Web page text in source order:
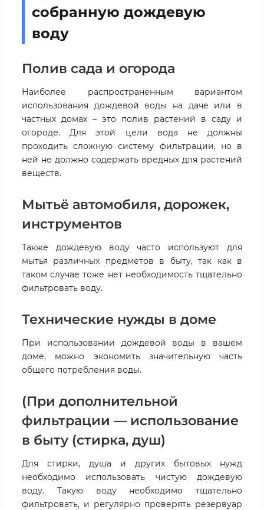
собранную дождевую
воду
Полив сада и огорода
Наиболее распространенным вариантом
использования дождевой воды на даче или в
частных домах – это полив растений в саду и
огороде. Для этой цели вода не должны
проходить сложную систему фильтрации, но в
ней не должно содержать вредных для растений
веществ.
Мытьё автомобиля, дорожек,
инструментов
Также дождевую воду часто используют для
мытья различных предметов в быту, так как в
таком случае тоже нет необходимость тщательно
фильтровать воду.
Технические нужды в доме
При использовании дождевой воды в вашем
доме, можно экономить значительную часть
общего потребления воды.
(При дополнительной
фильтрации — использование
в быту (стирка, душ)
Для стирки, душа и других бытовых нужд
необходимо использовать чистую дождевую
воду. Такую воду необходимо тщательно
фильтровать, и регулярно проверять резервуар